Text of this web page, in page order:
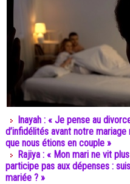
Inayah : « Je pense au
d’infidélités avant notre mariage
que nous étions en couple »
Rajiya : « Mon mari ne vit
participe pas aux dépenses :
mariée ? »